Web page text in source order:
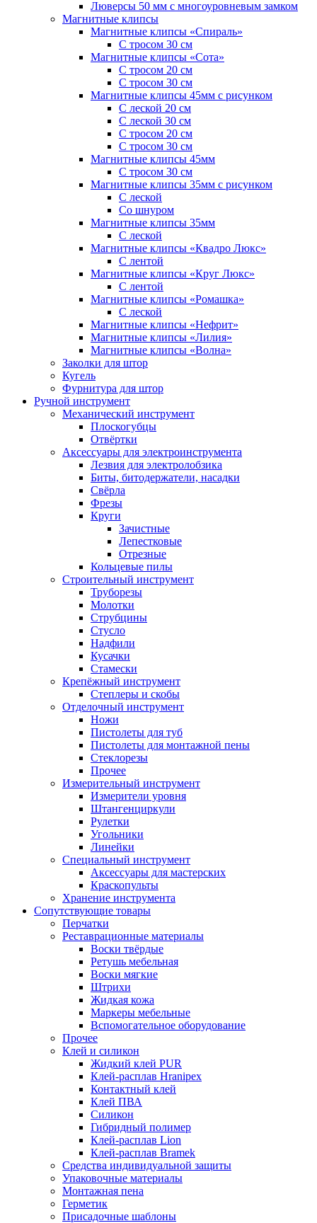
Люверсы 50 мм с многоуровневым замком
Магнитные клипсы
Магнитные клипсы «Спираль»
С тросом 30 см
Магнитные клипсы «Сота»
С тросом 20 см
С тросом 30 см
Магнитные клипсы 45мм с рисунком
С леской 20 см
С леской 30 см
С тросом 20 см
С тросом 30 см
Магнитные клипсы 45мм
С тросом 30 см
Магнитные клипсы 35мм с рисунком
С леской
Со шнуром
Магнитные клипсы 35мм
С леской
Магнитные клипсы «Квадро Люкс»
С лентой
Магнитные клипсы «Круг Люкс»
С лентой
Магнитные клипсы «Ромашка»
С леской
Магнитные клипсы «Нефрит»
Магнитные клипсы «Лилия»
Магнитные клипсы «Волна»
Заколки для штор
Кугель
Фурнитура для штор
Ручной инструмент
Механический инструмент
Плоскогубцы
Отвёртки
Аксессуары для электроинструмента
Лезвия для электролобзика
Биты, битодержатели, насадки
Свёрла
Фрезы
Круги
Зачистные
Лепестковые
Отрезные
Кольцевые пилы
Строительный инструмент
Труборезы
Молотки
Струбцины
Стусло
Надфили
Кусачки
Стамески
Крепёжный инструмент
Степлеры и скобы
Отделочный инструмент
Ножи
Пистолеты для туб
Пистолеты для монтажной пены
Стеклорезы
Прочее
Измерительный инструмент
Измерители уровня
Штангенциркули
Рулетки
Угольники
Линейки
Специальный инструмент
Аксессуары для мастерских
Краскопульты
Хранение инструмента
Сопутствующие товары
Перчатки
Реставрационные материалы
Воски твёрдые
Ретушь мебельная
Воски мягкие
Штрихи
Жидкая кожа
Маркеры мебельные
Вспомогательное оборудование
Прочее
Клей и силикон
Жидкий клей PUR
Клей-расплав Hranipex
Контактный клей
Клей ПВА
Силикон
Гибридный полимер
Клей-расплав Lion
Клей-расплав Bramek
Средства индивидуальной защиты
Упаковочные материалы
Монтажная пена
Герметик
Присадочные шаблоны